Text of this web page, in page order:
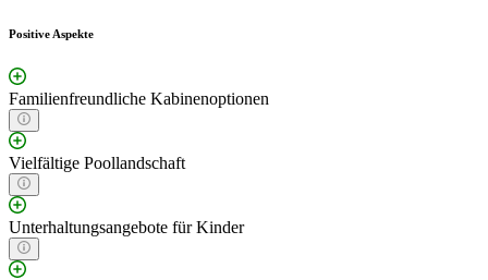
Positive Aspekte
Familienfreundliche Kabinenoptionen
Vielfältige Poollandschaft
Unterhaltungsangebote für Kinder